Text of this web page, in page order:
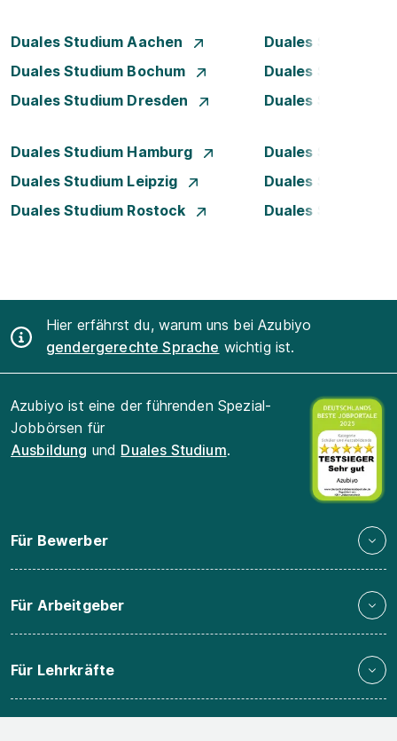
Duales Studium Aachen
Duales Studium
Duales Studium Bochum
Duales Studium
Duales Studium Dresden
Duales Studium
Duales Studium Hamburg
Duales Studium
Duales Studium Leipzig
Duales Studium
Duales Studium Rostock
Duales Studium
Hier erfährst du, warum uns bei Azubiyo
gendergerechte Sprache wichtig ist.
Azubiyo ist eine der führenden Spezial-
Jobbörsen für
Ausbildung und Duales Studium.
Für Bewerber
Für Arbeitgeber
Für Lehrkräfte